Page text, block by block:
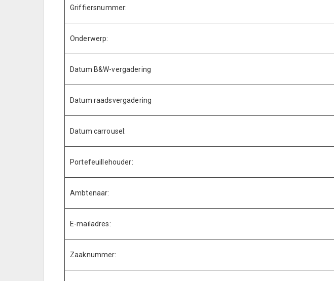
Griffiersnummer:
Onderwerp:
Datum B&W-vergadering
Datum raadsvergadering
Datum carrousel:
Portefeuillehouder:
Ambtenaar:
E-mailadres:
Zaaknummer: